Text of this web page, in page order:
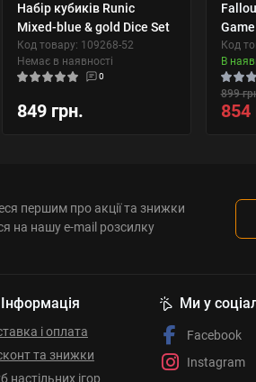
Набір кубиків Runic
Mixed-blue & gold Dice Set
Код товару: 109268-52
Немає в наявності
0
849 грн.
Код
В
899
854
першим про акції та знижки
на нашу e-mail розсилку
Інформація
і оплата
та знижки
настільних ігор
Ми у
Facebook
Instagram